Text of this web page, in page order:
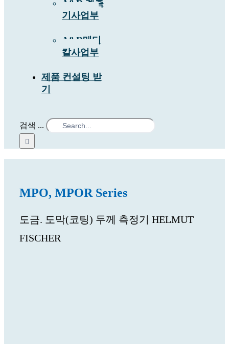
A&D 계측
기사업부
A&D메디
칼사업부
제품 컨설팅 받
기
검색 ...
MPO, MPOR Series
도금. 도막(코팅) 두께 측정기 HELMUT
FISCHER